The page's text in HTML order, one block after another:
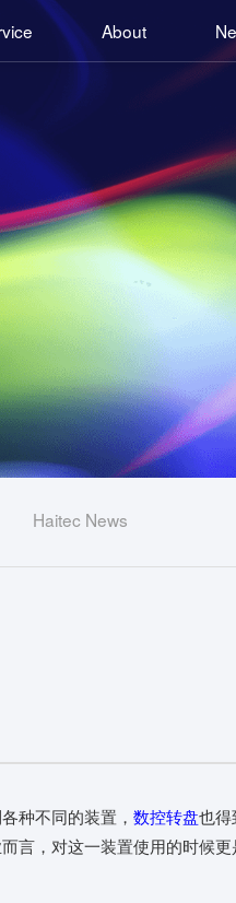
About
Haitec News
种不同的装置， 数控转盘也得
言，对这一装置使用的时候